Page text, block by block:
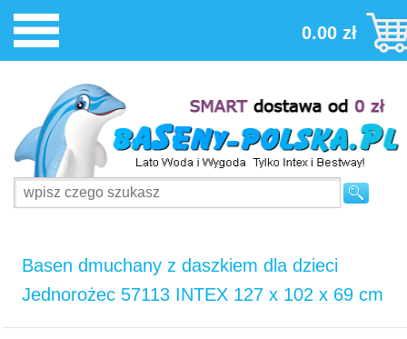
0.00 zł
Basen dmuchany z daszkiem dla dzieci
Jednorożec 57113 INTEX 127 x 102 x 69 cm